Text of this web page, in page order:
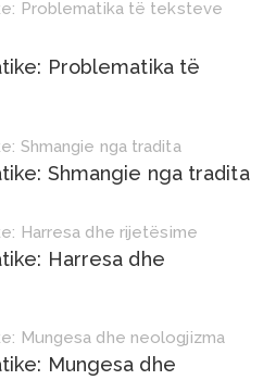
Problematika të
Shmangie nga tradita
Harresa dhe
Mungesa dhe